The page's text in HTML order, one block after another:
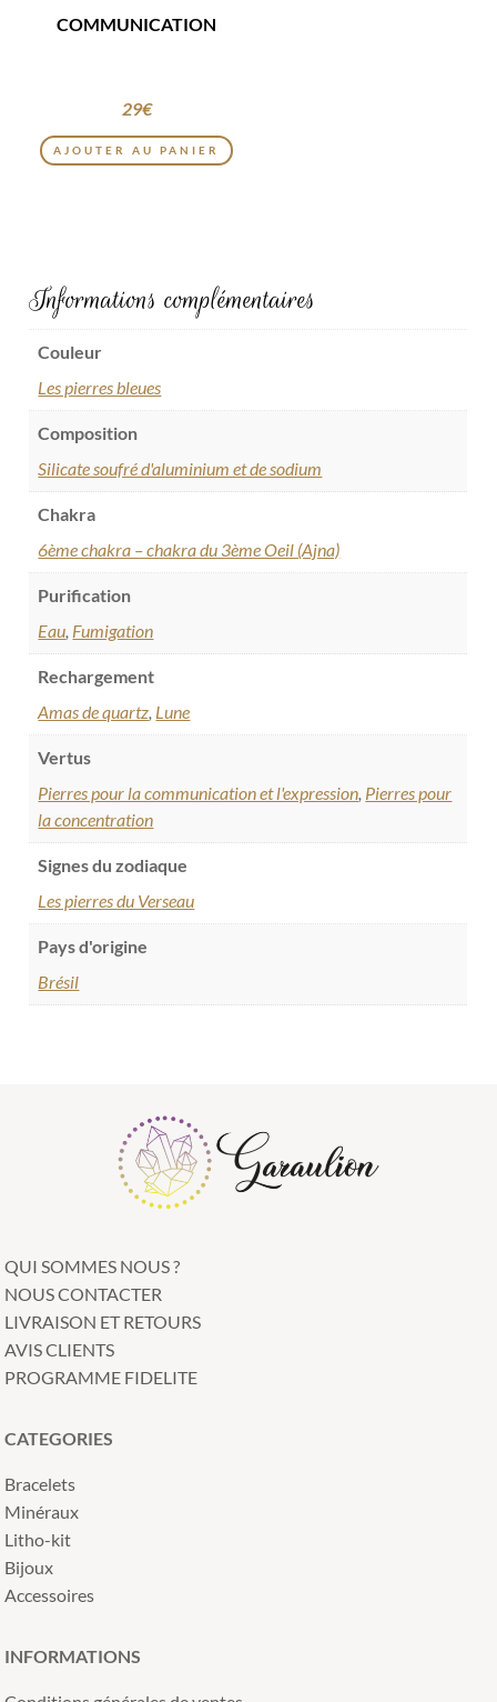
COMMUNICATION
29€
AJOUTER AU PANIER
Informations complémentaires
Couleur
Les pierres bleues
Composition
Silicate soufré d'aluminium et de sodium
Chakra
6ème chakra – chakra du 3ème Oeil (Ajna)
Purification
Eau, Fumigation
Rechargement
Amas de quartz, Lune
Vertus
Pierres pour la communication et l'expression, Pierres pour
la concentration
Signes du zodiaque
Les pierres du Verseau
Pays d'origine
Brésil
QUI SOMMES NOUS ?
NOUS CONTACTER
LIVRAISON ET RETOURS
AVIS CLIENTS
PROGRAMME FIDELITE
CATEGORIES
Bracelets
Minéraux
Litho-kit
Bijoux
Accessoires
INFORMATIONS